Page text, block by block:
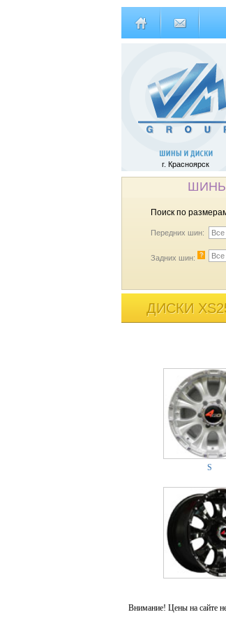
г. Красноярск
Поиск по
Передних шин: Все
Задних шин: ? Все
ДИСКИ
S
Внимание! Цены на сайте